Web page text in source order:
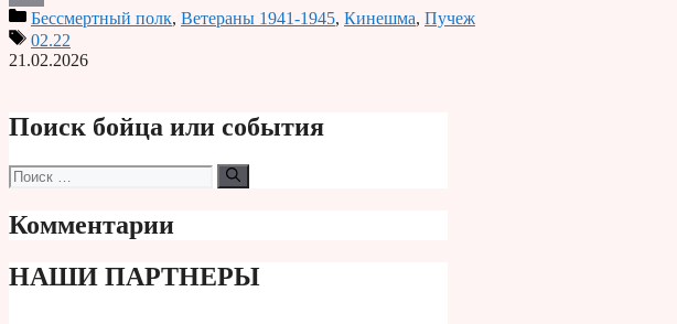
PrintБессмертный полк, Ветераны 1941-1945, Кинешма, Пучеж
02.22
21.02.2026
Поиск бойца или события
Поиск:
Комментарии
НАШИ ПАРТНЕРЫ